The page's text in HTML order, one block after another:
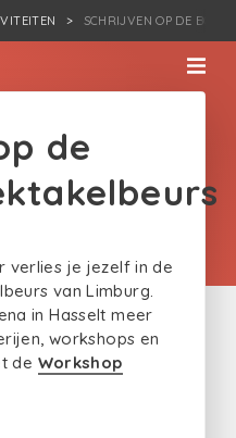
SCHRIJVEN OP DE
de
verlies je jezelf in de
van Limburg.
in Hasselt meer
workshops en
de Workshop